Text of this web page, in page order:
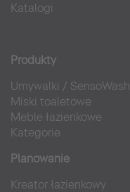
Katalogi
Produkty
Umywalki / SensoWash
Miski toaletowe
Meble łazienkowe
Kategorie
Planowanie
Kreator łazienkowy